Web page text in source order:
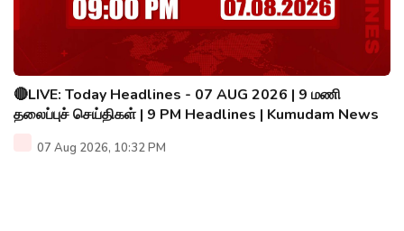
🔴LIVE: Today Headlines - 07 AUG 2026 | 9 மணி
தலைப்புச் செய்திகள் | 9 PM Headlines | Kumudam News
07 Aug 2026, 10:32 PM